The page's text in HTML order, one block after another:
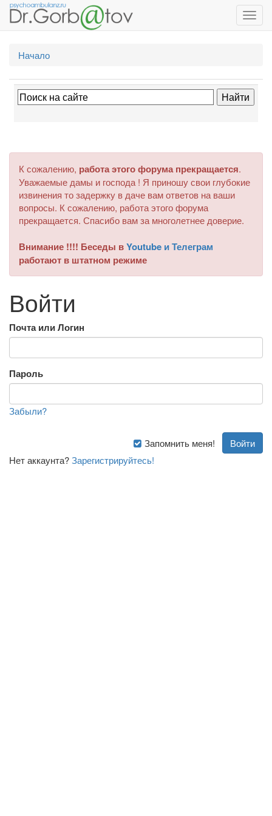
Начало
К сожалению, работа этого форума прекращается.
Уважаемые дамы и господа ! Я приношу свои глубокие
извинения то задержку в даче вам ответов на ваши
вопросы. К сожалению, работа этого форума
прекращается. Спасибо вам за многолетнее доверие.
Внимание !!!! Беседы вYoutube и Телеграм
работают в штатном режиме
Войти
Почта или Логин
Пароль
Забыли?
Запомнить меня!
Нет аккаунта?Зарегистрируйтесь!